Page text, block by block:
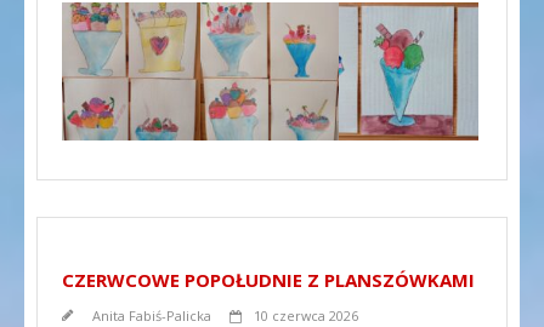
CZERWCOWE POPOŁUDNIE Z PLANSZÓWKAMI
Anita Fabiś-Palicka
10 czerwca 2026